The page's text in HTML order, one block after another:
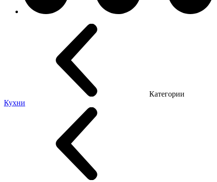
Категории
Кухни